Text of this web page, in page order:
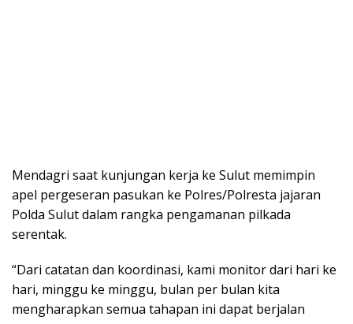
Mendagri saat kunjungan kerja ke Sulut memimpin
apel pergeseran pasukan ke Polres/Polresta jajaran
Polda Sulut dalam rangka pengamanan pilkada
serentak.
“Dari catatan dan koordinasi, kami monitor dari hari ke
hari, minggu ke minggu, bulan per bulan kita
mengharapkan semua tahapan ini dapat berjalan